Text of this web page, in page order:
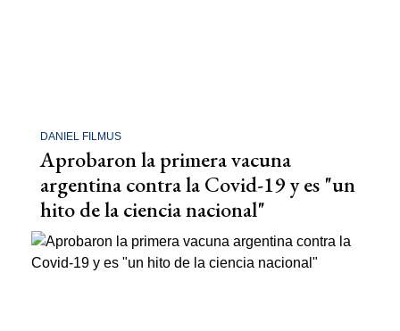
DANIEL FILMUS
Aprobaron la primera vacuna
argentina contra la Covid-19 y es "un
hito de la ciencia nacional"